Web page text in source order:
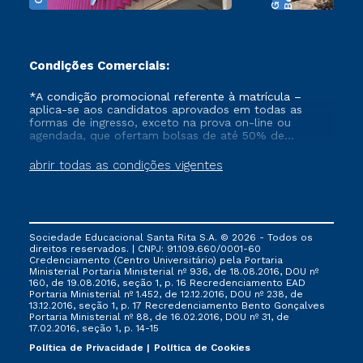
Condições Comerciais:
abrir todas as condições vigentes
*A condição promocional referente à matrícula –
aplica-se aos candidatos aprovados em todas as
formas de ingresso, exceto na prova on-line ou
agendada, que ofertam bolsas de até 50% de
que ainda não tenham efetivado e/ou não tenham
cancelado ou trancado sua matrícula em uma das
FIES, Prouni e outros programas governamentais, e
não se acumula com nenhuma outra campanha
ofertada pela Instituição.
Sociedade Educacional Santa Rita S.A. © 2026 - Todos os
direitos reservados. | CNPJ: 91.109.660/0001-60
Credenciamento (Centro Universitário) pela Portaria
Ministerial Portaria Ministerial nº 936, de 18.08.2016, DOU nº
160, de 19.08.2016, seção 1, p. 16 Recredenciamento EAD
Portaria Ministerial nº 1.452, de 12.12.2016, DOU nº 238, de
13.12.2016, seção 1, p. 17 Recredenciamento Bento Gonçalves
Portaria Ministerial nº 88, de 16.02.2016, DOU nº 31, de
17.02.2016, seção 1, p. 14-15
Política de Privacidade
Política de Cookies